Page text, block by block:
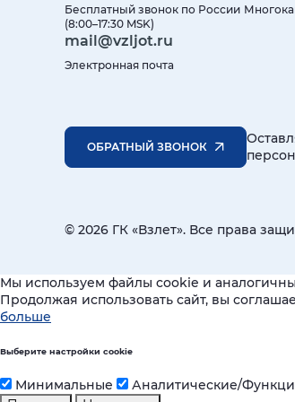
Бесплатный звонок по России
(8:00–17:30 MSK)
mail@vzljot.ru
Электронная почта
ОБРАТНЫЙ ЗВОНОК
© 2026 ГК «Взлет». Все права
Мы используем файлы cookie и
Продолжая использовать сайт, вы
больше
Выберите настройки cookie
Минимальные
Аналитические/